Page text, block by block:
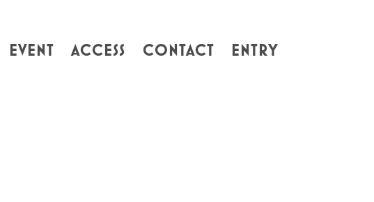
EVENT ACCESS CONTACT ENTRY